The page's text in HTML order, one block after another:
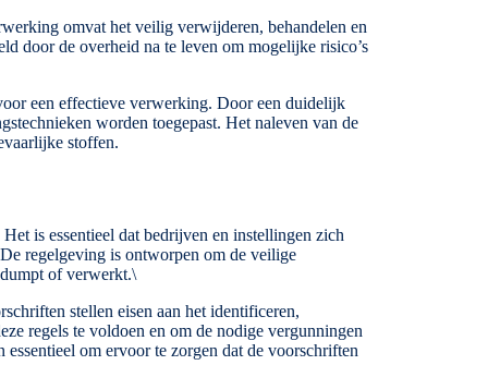
omvat het veilig verwijderen, behandelen en
door de overheid na te leven om mogelijke risico’s
een effectieve verwerking. Door een duidelijk
worden toegepast. Het naleven van de
stoffen.
is essentieel dat bedrijven en instellingen zich
regelgeving is ontworpen om de veilige
of verwerkt.\
stellen eisen aan het identificeren,
regels te voldoen en om de nodige vergunningen
om ervoor te zorgen dat de voorschriften